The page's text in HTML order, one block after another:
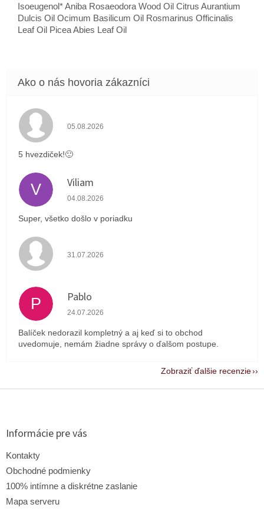
Isoeugenol* Aniba Rosaeodora Wood Oil Citrus Aurantium
Dulcis Oil Ocimum Basilicum Oil Rosmarinus Officinalis
Leaf Oil Picea Abies Leaf Oil
Hodnotenie obchodu je 5 z 5 hviezdičiek.
05.08.2026
5 hvezdiček!🙂
V Viliam
Hodnotenie obchodu je 5 z 5 hviezdičiek.
04.08.2026
Super, všetko došlo v poriadku
Hodnotenie obchodu je 4 z 5 hviezdičiek.
31.07.2026
P Pablo
Hodnotenie obchodu je 1 z 5 hviezdičiek.
24.07.2026
Balíček nedorazil kompletný a aj keď si to obchod
uvedomuje, nemám žiadne správy o ďalšom postupe.
Zobraziť ďalšie recenzie
Z
Informácie pre vás
Kontakty
Obchodné podmienky
100% intímne a diskrétne zaslanie
Mapa serveru